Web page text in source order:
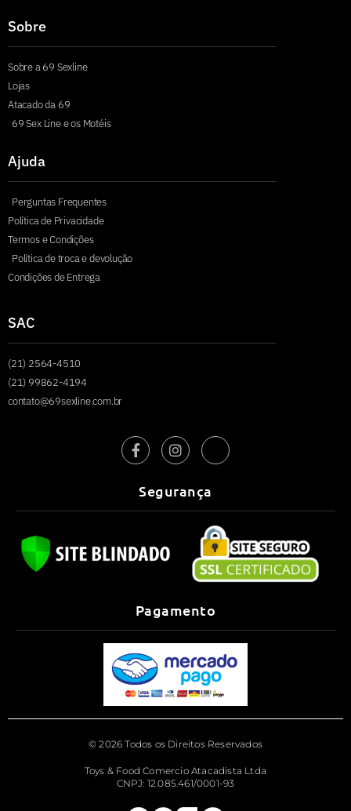
Sobre
Sobre a 69 Sexline
Lojas
Atacado da 69
69 Sex Line e os Motéis
Ajuda
Perguntas Frequentes
Política de Privacidade
Termos e Condições
Política de troca e devolução
Condições de Entrega
SAC
(21) 2564-4510
(21) 99862-4194
contato@69sexline.com.br
Segurança
Pagamento
© 2026 Todos os Direitos Reservados
Toys & Food Comercio Atacadista Ltda
CNPJ: 12.085.461/0001-93